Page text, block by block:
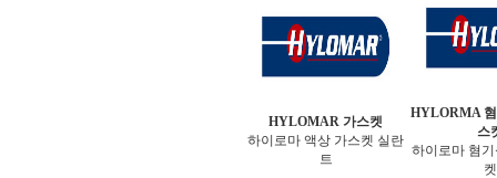
HYLOMAR 가스켓
하이로마 액상 가스켓 실란
트
HYLORMA
스
하이로마 혐
켓